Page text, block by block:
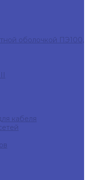
оболочкой ПЭ100,
кабеля